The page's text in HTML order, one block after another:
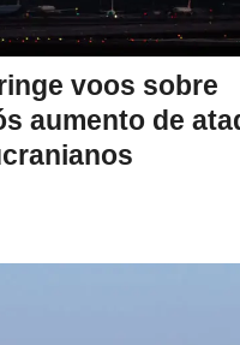
voos sobre
aumento de